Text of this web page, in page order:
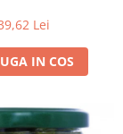
Lei
IN COS